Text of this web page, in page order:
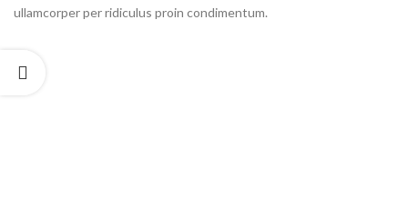
ullamcorper per ridiculus proin condimentum.